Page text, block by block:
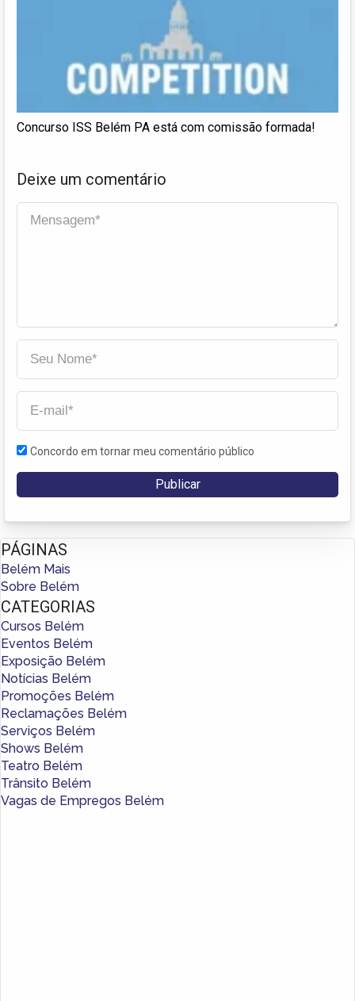
Concurso ISS Belém PA está com comissão formada!
Deixe um comentário
Concordo em tornar meu comentário público
PÁGINAS
Belém Mais
Sobre Belém
CATEGORIAS
Cursos Belém
Eventos Belém
Exposição Belém
Notícias Belém
Promoções Belém
Reclamações Belém
Serviços Belém
Shows Belém
Teatro Belém
Trânsito Belém
Vagas de Empregos Belém